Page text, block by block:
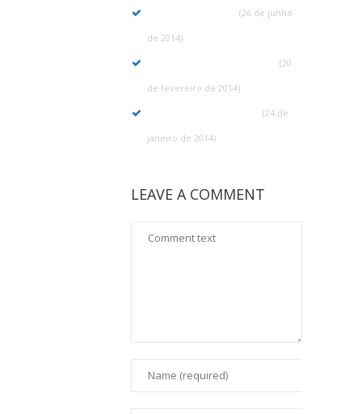
(26 de junho
de 2014)
(20
de fevereiro de 2014)
(24 de
janeiro de 2014)
LEAVE A COMMENT